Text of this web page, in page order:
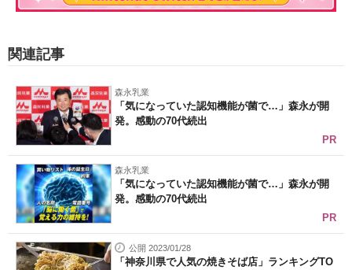
関連記事
森永乳業
「気になっていた認知機能が菌で…」森永が開
発。感動の70代続出
PR
森永乳業
「気になっていた認知機能が菌で…」森永が開
発。感動の70代続出
PR
公開 2023/01/28
「神奈川県で人気の焼きそば店」ランキングTO